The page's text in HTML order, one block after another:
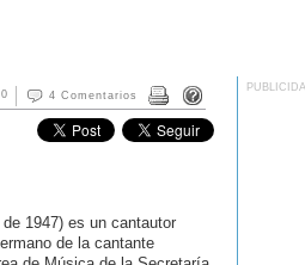
4 Comentarios
0
1947) es un cantautor
de la cantante